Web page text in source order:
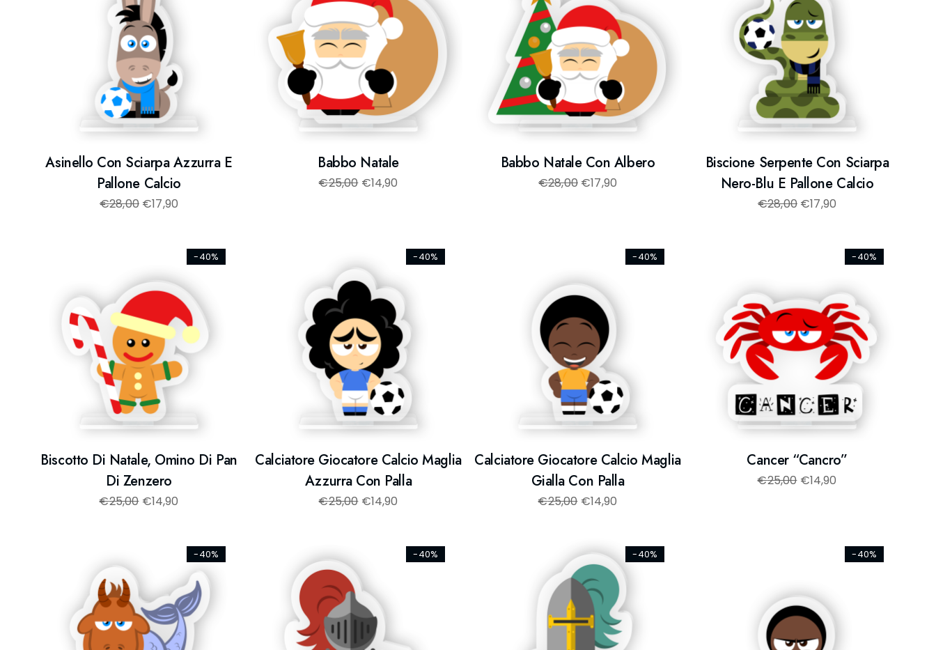
Asinello Con Sciarpa Azzurra E
Pallone Calcio
€28,00 €17,90
Babbo Natale
€25,00 €14,90
Babbo Natale Con Albero
€28,00 €17,90
Biscione Serpente Con Sciarpa
Nero-Blu E Pallone Calcio
€28,00 €17,90
-40%
Biscotto Di Natale, Omino Di Pan
Di Zenzero
€25,00 €14,90
-40%
Calciatore Giocatore Calcio Maglia
Azzurra Con Palla
€25,00 €14,90
-40%
Calciatore Giocatore Calcio Maglia
Gialla Con Palla
€25,00 €14,90
-40%
Cancer “Cancro”
€25,00 €14,90
-40% -40% -40% -40%